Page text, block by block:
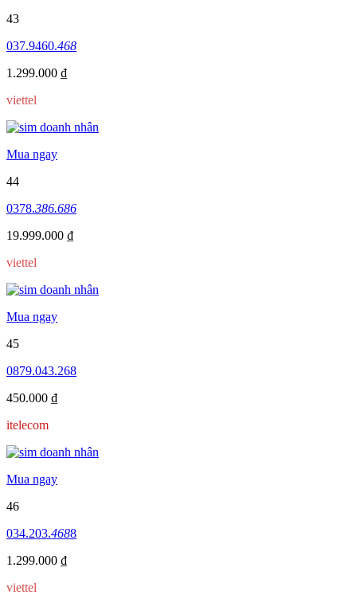
43
037.9460.468
1.299.000 ₫
viettel
Mua ngay
44
0378.386.686
19.999.000 ₫
viettel
Mua ngay
45
0879.043.268
450.000 ₫
itelecom
Mua ngay
46
034.203.4688
1.299.000 ₫
viettel